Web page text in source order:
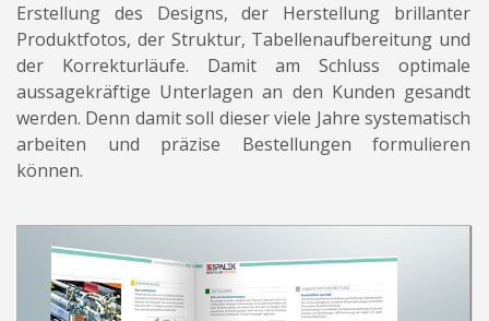
SPANNDECKEN-KATALOG
LAGERGEHÄUSE-KATALOG
KUGELLAGER-KATALOG
BESCHLAGTECHNIK-KATALOG
GELENKLAGER-KATALOG
PRODUKT-KATALOG Italien
MESSEGESTALTUNG
Erstellung des Designs, der Herstellung brillanter
Produktfotos, der Struktur, Tabellenaufbereitung und
der Korrekturläufe. Damit am Schluss optimale
aussagekräftige Unterlagen an den Kunden gesandt
werden. Denn damit soll dieser viele Jahre systematisch
arbeiten und präzise Bestellungen formulieren
können.